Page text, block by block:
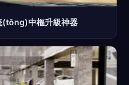
(tǒng)中樞升級神器